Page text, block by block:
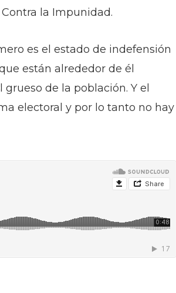
la Impunidad.
es el estado de indefensión
están alrededor de él
de la población. Y el
electoral y por lo tanto no hay